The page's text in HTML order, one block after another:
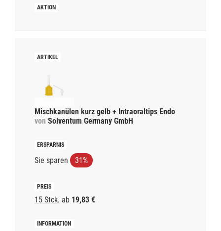
Mischkanülen kurz gelb + Intraoraltips Endo
von Solventum Germany GmbH
Sie sparen 31%
15 Stck. ab 19,83 €